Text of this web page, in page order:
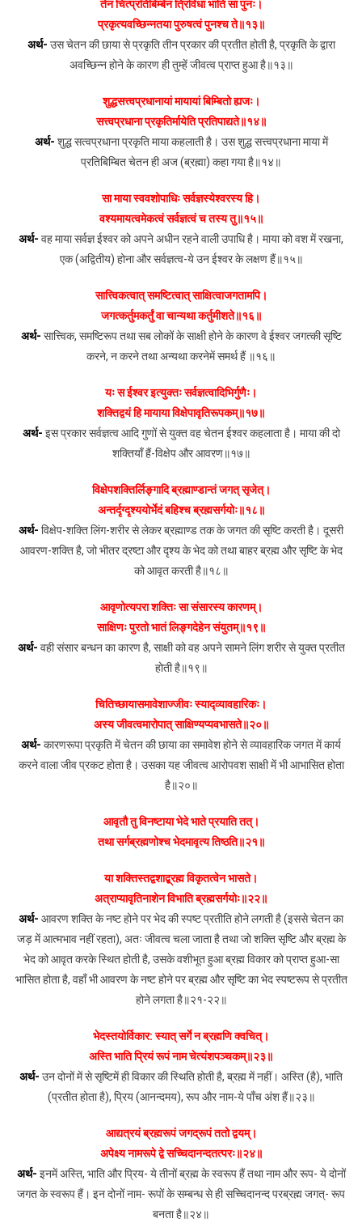
तेन चित्प्रतिबिम्बेन त्रिविधा भाति सा पुनः।
प्रकृत्यवच्छिन्नतया पुरुषत्वं पुनश्च ते॥१३॥
अर्थ- उस चेतन की छाया से प्रकृति तीन प्रकार की प्रतीत होती है, प्रकृति के द्वारा
अवच्छिन्न होने के कारण ही तुम्हें जीवत्व प्राप्त हुआ है॥१३॥
शुद्धसत्त्वप्रधानायां मायायां बिम्बितो ह्यजः।
सत्त्वप्रधाना प्रकृतिर्मायेति प्रतिपाद्यते॥१४॥
अर्थ- शुद्ध सत्वप्रधाना प्रकृति माया कहलाती है। उस शुद्ध सत्त्वप्रधाना माया में
प्रतिबिम्बित चेतन ही अज (ब्रह्मा) कहा गया है॥१४॥
सा माया स्ववशोपाधिः सर्वज्ञस्येश्वरस्य हि।
वश्यमायत्वमेकत्वं सर्वज्ञत्वं च तस्य तु॥१५॥
अर्थ- वह माया सर्वज्ञ ईश्वर को अपने अधीन रहने वाली उपाधि है। माया को वश में रखना,
एक (अद्वितीय) होना और सर्वज्ञत्व-ये उन ईश्वर के लक्षण हैं॥१५॥
सात्त्विकत्वात् समष्टित्वात् साक्षित्वाजगतामपि।
जगत्कर्तुमकर्तुं वा चान्यथा कर्तुमीशते॥१६॥
अर्थ- सात्त्विक, समष्टिरूप तथा सब लोकों के साक्षी होने के कारण वे ईश्वर जगत्की सृष्टि
करने, न करने तथा अन्यथा करनेमें समर्थ हैं ॥१६॥
यः स ईश्वर इत्युक्तः सर्वज्ञत्वादिभिर्गुणैः।
शक्तिद्वयं हि मायाया विक्षेपावृतिरूपकम्॥१७॥
अर्थ- इस प्रकार सर्वज्ञत्व आदि गुणों से युक्त वह चेतन ईश्वर कहलाता है। माया की दो
शक्तियाँ हैं-विक्षेप और आवरण॥१७॥
विक्षेपशक्तिर्लिङ्गादि ब्रह्माण्डान्तं जगत् सृजेत्।
अन्तर्दृग्दृश्ययोर्भेदं बहिश्च ब्रह्मसर्गयोः॥१८॥
अर्थ- विक्षेप-शक्ति लिंग-शरीर से लेकर ब्रह्माण्ड तक के जगत की सृष्टि करती है। दूसरी
आवरण-शक्ति है, जो भीतर द्रष्टा और दृश्य के भेद को तथा बाहर ब्रह्म और सृष्टि के भेद
को आवृत करती है॥१८॥
आवृणोत्यपरा शक्तिः सा संसारस्य कारणम्।
साक्षिणः पुरतो भातं लिङ्गदेहेन संयुतम्॥१९॥
अर्थ- वही संसार बन्धन का कारण है, साक्षी को वह अपने सामने लिंग शरीर से युक्त प्रतीत
होती है॥१९॥
चितिच्छायासमावेशाज्जीवः स्याद्व्यावहारिकः।
अस्य जीवत्वमारोपात् साक्षिण्यप्यवभासते॥२०॥
अर्थ- कारणरूपा प्रकृति में चेतन की छाया का समावेश होने से व्यावहारिक जगत में कार्य
करने वाला जीव प्रकट होता है। उसका यह जीवत्व आरोपवश साक्षी में भी आभासित होता
है॥२०॥
आवृतौ तु विनष्टाया भेदे भाते प्रयाति तत्।
तथा सर्गब्रह्मणोश्च भेदमावृत्य तिष्ठति॥२१॥
या शक्तिस्तद्वशाद्ब्रह्म विकृतत्वेन भासते।
अत्राप्यावृतिनाशेन विभाति ब्रह्मसर्गयोः॥२२॥
अर्थ- आवरण शक्ति के नष्ट होने पर भेद की स्पष्ट प्रतीति होने लगती है (इससे चेतन का
जड़ में आत्मभाव नहीं रहता), अतः जीवत्व चला जाता है तथा जो शक्ति सृष्टि और ब्रह्म के
भेद को आवृत करके स्थित होती है, उसके वशीभूत हुआ ब्रह्म विकार को प्राप्त हुआ-सा
भासित होता है, वहाँ भी आवरण के नष्ट होने पर ब्रह्म और सृष्टि का भेद स्पष्टरूप से प्रतीत
होने लगता है॥२१-२२॥
भेदस्तयोर्विकार: स्यात् सर्गे न ब्रह्मणि क्वचित्।
अस्ति भाति प्रियं रूपं नाम चेत्यंशपञ्चकम्॥२३॥
अर्थ- उन दोनों में से सृष्टिमें ही विकार की स्थिति होती है, ब्रह्म में नहीं। अस्ति (है), भाति
(प्रतीत होता है), प्रिय (आनन्दमय), रूप और नाम-ये पाँच अंश हैं॥२३॥
आद्यत्रयं ब्रह्मरूपं जगद्रूपं ततो द्वयम्।
अपेक्ष्य नामरूपे द्वे सच्चिदानन्दतत्परः॥२४॥
अर्थ- इनमें अस्ति, भाति और प्रिय- ये तीनों ब्रह्म के स्वरूप हैं तथा नाम और रूप- ये दोनों
जगत के स्वरूप हैं। इन दोनों नाम- रूपों के सम्बन्ध से ही सच्चिदानन्द परब्रह्म जगत्- रूप
बनता है॥२४॥